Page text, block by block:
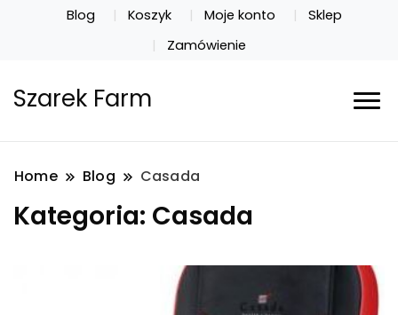
Blog Koszyk Moje konto
Sklep
Zamówienie
Szarek Farm
Home Blog Casada
Kategoria: Casada